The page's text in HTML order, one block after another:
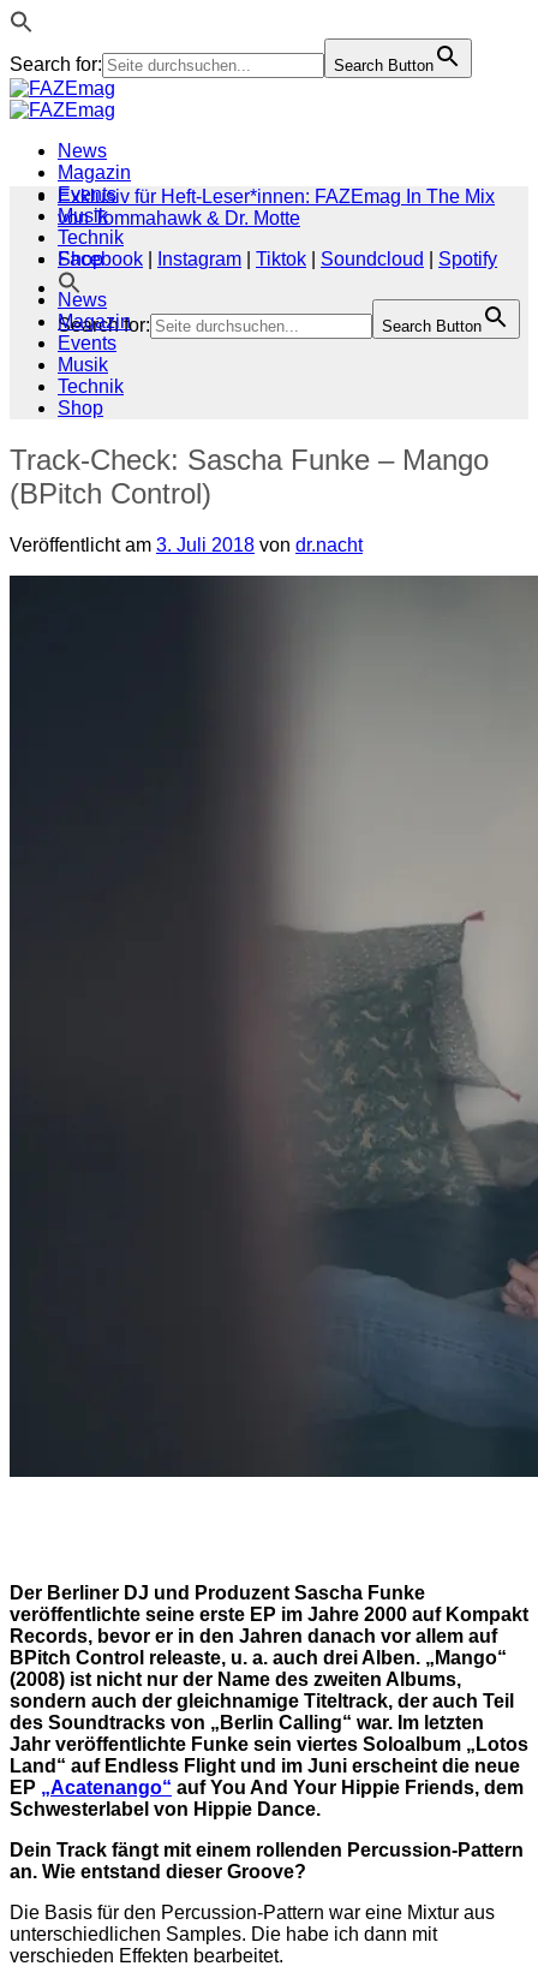
Search for: Search Button
Zum
Inhalt
News
Magazin
Events
Musik
Technik
Shop
Search for: Search Button
Exklusiv für Heft-Leser*innen: FAZEmag In The Mix
von Tommahawk & Dr. Motte
Facebook
Instagram Tiktok Soundcloud
Spotify
News
Magazin
Events
Musik
Technik
Shop
Track-Check: Sascha Funke – Mango
(BPitch Control)
Veröffentlicht am 3. Juli 2018 von dr.nacht
Der Berliner DJ und Produzent Sascha Funke
veröffentlichte seine erste EP im Jahre 2000 auf Kompakt
Records, bevor er in den Jahren danach vor allem auf
BPitch Control releaste, u. a. auch drei Alben. „Mango“
(2008) ist nicht nur der Name des zweiten Albums,
sondern auch der gleichnamige Titeltrack, der auch Teil
des Soundtracks von „Berlin Calling“ war. Im letzten
Jahr veröffentlichte Funke sein viertes Soloalbum „Lotos
Land“ auf Endless Flight und im Juni erscheint die neue
EP „Acatenango“ auf You And Your Hippie Friends, dem
Schwesterlabel von Hippie Dance.
Dein Track fängt mit einem rollenden Percussion-Pattern
an. Wie entstand dieser Groove?
Die Basis für den Percussion-Pattern war eine Mixtur aus
unterschiedlichen Samples. Die habe ich dann mit
verschieden Effekten bearbeitet.